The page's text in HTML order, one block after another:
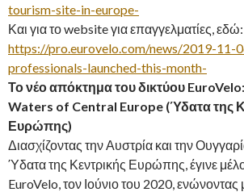
tourism-site-in-europe-
Και για το website για επαγγελματίες, εδώ:
https://pro.eurovelo.com/news/2019-11-
professionals-launched-this-month-
Το νέο απόκτημα του δικτύου
Waters of Central Europe (Ύδατα της
Ευρώπης)
Διασχίζοντας την Αυστρία και την
Ύδατα της Κεντρικής Ευρώπης, έγινε
EuroVelo, τον Ιούνιο του 2020, ενώνοντας